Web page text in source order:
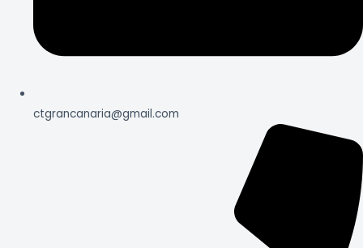
ctgrancanaria@gmail.com